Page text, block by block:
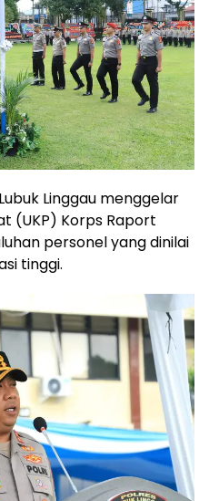
Linggau menggelar
(UKP) Korps Raport
personel yang dinilai
tinggi.